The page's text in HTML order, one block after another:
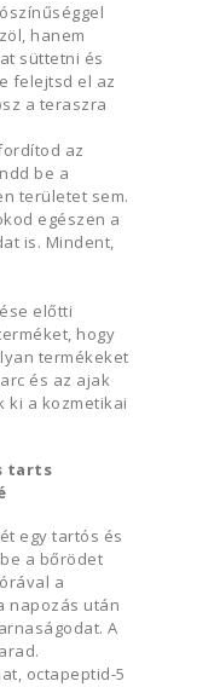
hanem
süttetni és
felejtsd el az
a teraszra
az
be a
területet sem.
egészen a
is. Mindent,
előtti
hogy
termékeket
és az ajak
ki a kozmetikai
tarts
egy tartós és
a bőrödet
a
napozás után
A
octapeptid-5